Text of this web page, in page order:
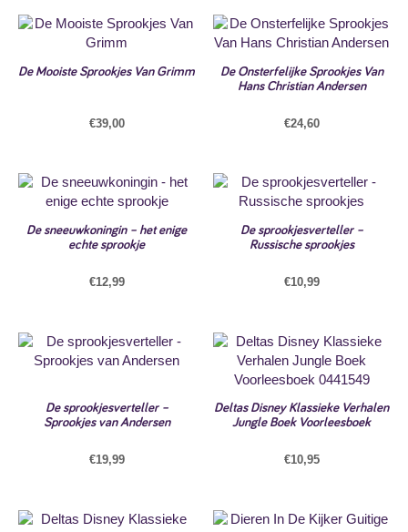
De Mooiste Sprookjes Van Grimm
€39,00
De Onsterfelijke Sprookjes Van
Hans Christian Andersen
€24,60
De sneeuwkoningin – het enige
echte sprookje
€12,99
De sprookjesverteller –
Russische sprookjes
€10,99
De sprookjesverteller –
Sprookjes van Andersen
€19,99
Deltas Disney Klassieke Verhalen
Jungle Boek Voorleesboek
€10,95